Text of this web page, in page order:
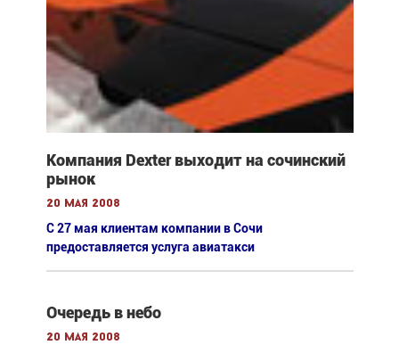
Компания Dexter выходит на сочинский
рынок
20 мая 2008
С 27 мая клиентам компании в Сочи
предоставляется услуга авиатакси
Очередь в небо
20 мая 2008